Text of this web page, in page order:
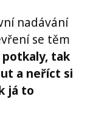
nadávání
se těm
potkaly, tak
a neříct si
já to